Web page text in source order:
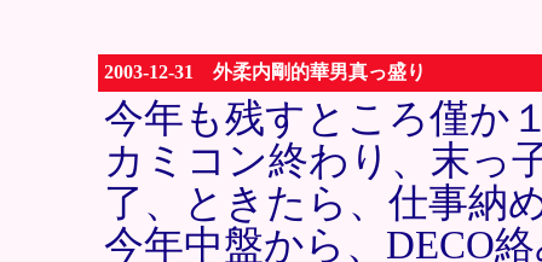
2003-12-31 外柔内剛的華男真っ盛り
今年も残すところ僅か
カミコン終わり、末っ
了、ときたら、仕事納
今年中盤から、DECO